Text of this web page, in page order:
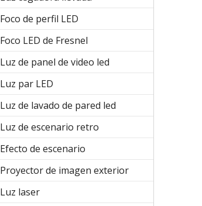
Foco de perfil LED
Foco LED de Fresnel
Luz de panel de video led
Luz par LED
Luz de lavado de pared led
Luz de escenario retro
Efecto de escenario
Proyector de imagen exterior
Luz laser